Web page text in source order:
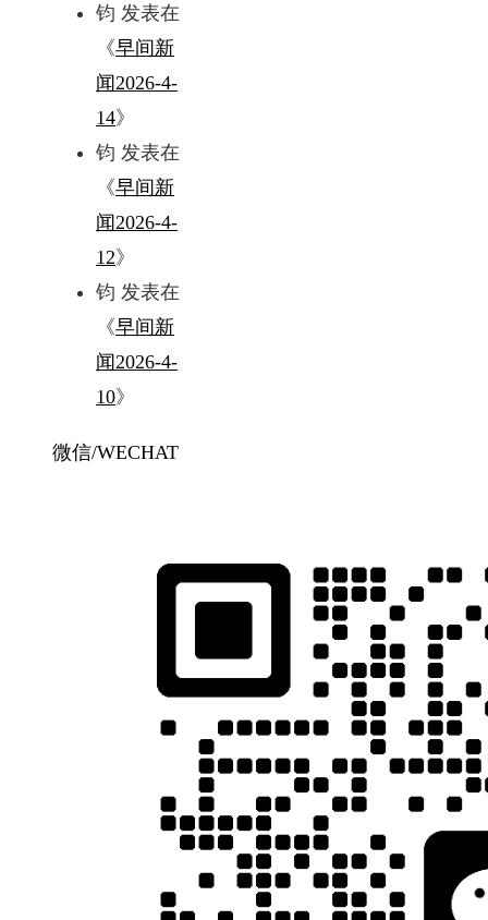
钧 发表在
《早间新
闻2026-4-
14》
钧 发表在
《早间新
闻2026-4-
12》
钧 发表在
《早间新
闻2026-4-
10》
微信/WECHAT